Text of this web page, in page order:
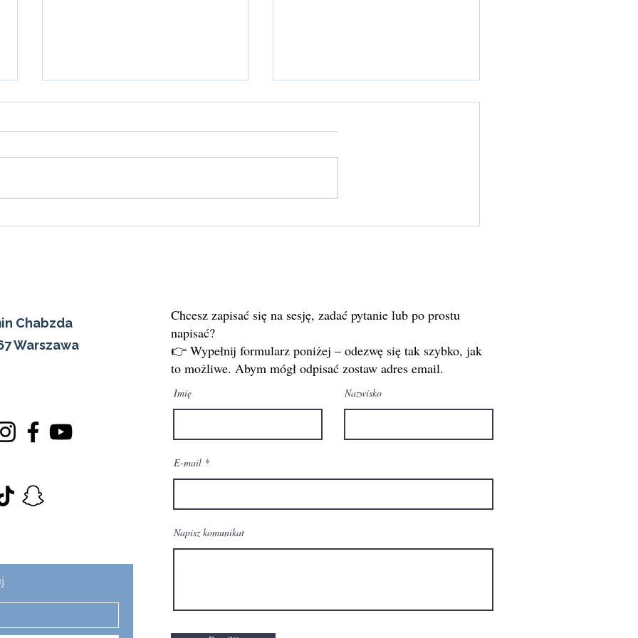
Chabzda
Warszawa
Chcesz zapisać się na sesję, zadać pytanie lub po prostu
napisać?
👉 Wypełnij formularz poniżej – odezwę się tak szybko, jak
to możliwe. Abym mógł odpisać zostaw adres email.
Imię Nazwisko
E-mail
Napisz komunikat